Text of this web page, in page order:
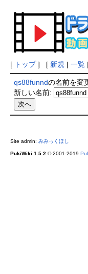
[ トップ] [ 新規 | 一覧|
qs88funndの名前を変
新しい名前:
Site admin: みみっくほし
PukiWiki 1.5.2 © 2001-2019